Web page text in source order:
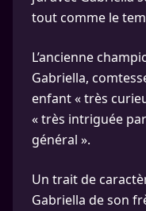
tout comme le
L’ancienne
Gabriella,
enfant « très
« très intriguée
général ».
Un trait de
Gabriella de son